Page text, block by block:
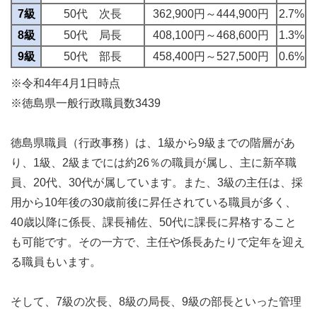
7級
50代 次長 362,900円～444,900円
2.7%
8級
50代 局長 408,100円～468,600円
1.3%
9級
50代 部長 458,400円～527,500円 0.6%
※令和4年4月1日時点
※徳島県一般行政職員数3439
徳島県職員（行政事務）は、1級から9級までの階層があ
り、1級、2級までには約26％の職員が属し、主に新卒職
員、20代、30代が属しています。また、3級の主任は、採
用から10年後の30歳前後に昇任されている職員が多く、
40歳以降に係長、課長補佐、50代に課長に昇格すること
も可能です。その一方で、主任や係長あたりで定年を迎え
る職員もいます。
そして、7級の次長、8級の局長、9級の部長といった管理